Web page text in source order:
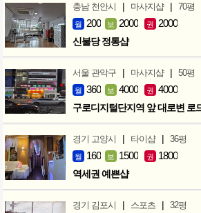
충남 천안시 | 마사지샵 | 70평
월 200 보 2000 권 2000
신불당 정통샵
서울 관악구 | 마사지샵 | 50평
월 360 보 4000 권 4000
구로디지털단지역 앞 대로변 로
경기 고양시 | 타이샵 | 36평
월 160 보 1500 권 1800
역세권 예쁜샵
경기 김포시 | 스포츠 | 32평